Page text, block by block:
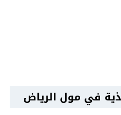
في مول الرياض